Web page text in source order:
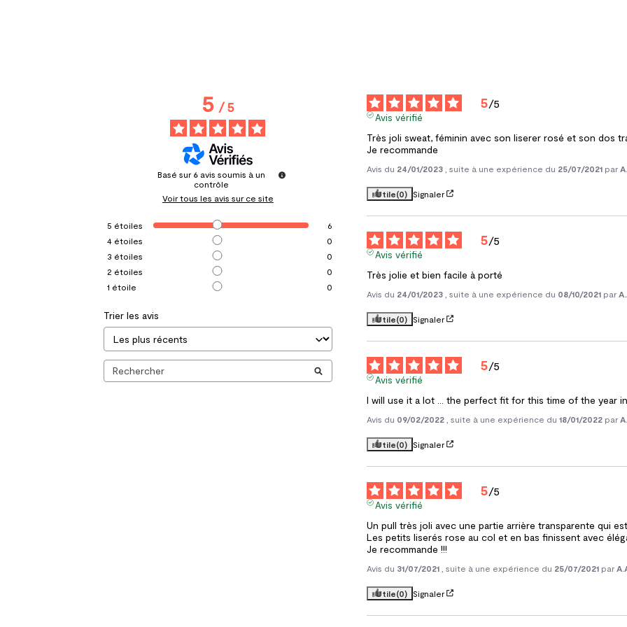
5/5
Basé sur 6 avis soumis à un
contrôle
Voir tous les avis sur ce site
5 étoiles
6
4 étoiles
0
3 étoiles
0
2 étoiles
0
1 étoile 0
Trier les avis
5/5
Avis vérifié
Très joli sweat, féminin avec son liserer rosé et son dos
Je recommande
Avis du 24/01/2023 , suite à une expérience du 25/07/2021 par
Utile(0) Signaler
5/5
Avis vérifié
Très jolie et bien facile à porté
Avis du 24/01/2023 , suite à une expérience du 08/10/2021 par
Utile(0) Signaler
5/5
Avis vérifié
I will use it a lot ... the perfect fit for this time of the year
Avis du 09/02/2022 , suite à une expérience du 18/01/2022 par
Utile(0) Signaler
5/5
Avis vérifié
Un pull très joli avec une partie arrière transparente qui
Les petits liserés rose au col et en bas finissent avec
Je recommande !!!
Avis du 31/07/2021 , suite à une expérience du 25/07/2021 par
Utile(0) Signaler